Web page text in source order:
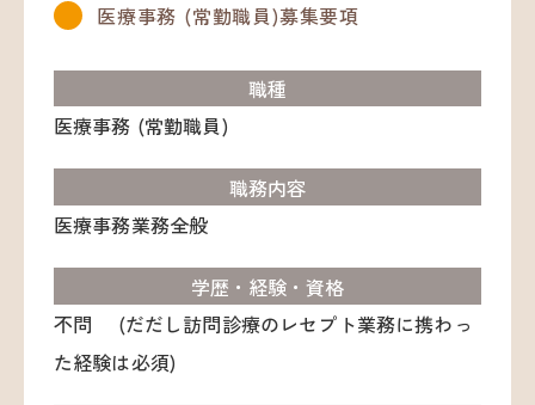
医療事務 (常勤職員)募集要項
職種
医療事務 (常勤職員)
職務内容
医療事務業務全般
学歴・経験・資格
不問 (だだし訪問診療のレセプト業務に携わっ
た経験は必須)